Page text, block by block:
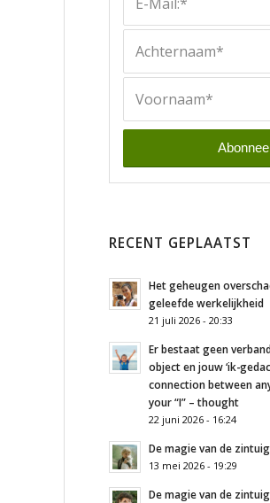
RECENT GEPLAATST
Het geheugen
geleefde werkelijkheid
21 juli 2026 - 20:33
Er bestaat geen
object en jouw ‘ik-
connection between
your “I” – thought
22 juni 2026 - 16:24
De magie van de
13 mei 2026 - 19:29
De magie van de